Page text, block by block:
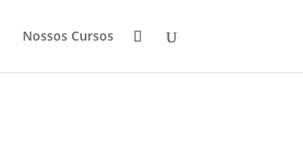
Nossos Cursos